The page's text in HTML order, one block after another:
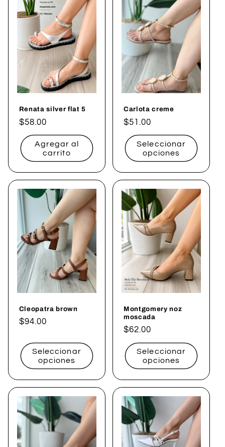
Renata silver flat 5
Precio
habitual
$58.00
Agregar al
carrito
Carlota creme
Precio
habitual
$51.00
Seleccionar
opciones
Cleopatra brown
Precio
$94.00
Seleccionar
opciones
Montgomery noz
moscada
Precio
habitual
$62.00
Seleccionar
opciones